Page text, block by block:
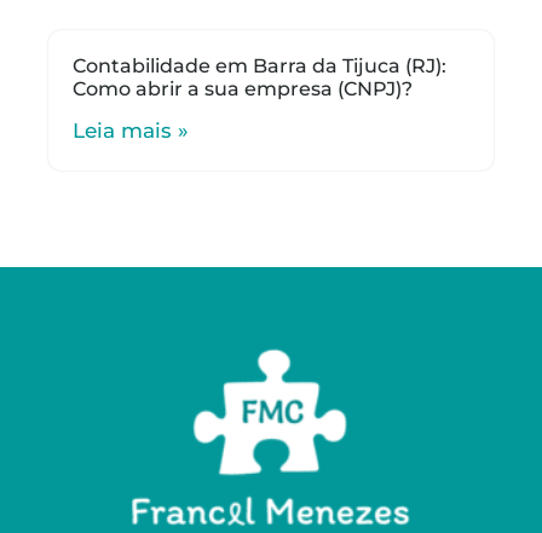
Contabilidade em Barra da Tijuca (RJ):
Como abrir a sua empresa (CNPJ)?
Leia mais »